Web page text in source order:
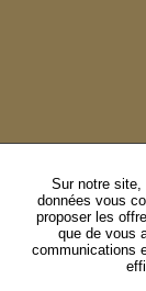
Sur notre
données vous
proposer les
que de vous
communications